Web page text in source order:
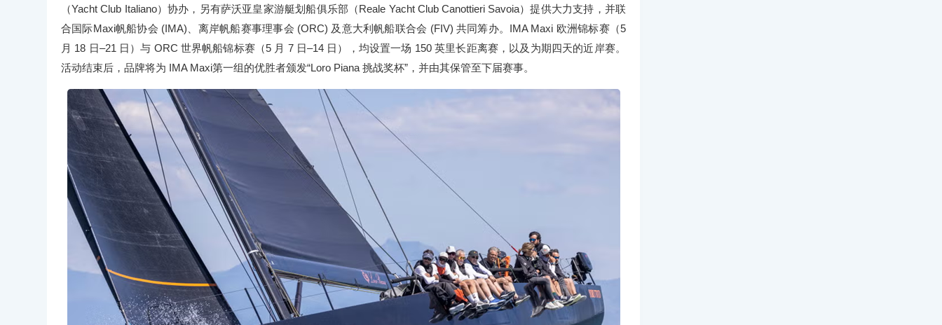
（Yacht Club Italiano）协办，另有萨沃亚皇家游艇划船俱乐部（Reale Yacht Club Canottieri Savoia）提供大力支持，并联
合国际Maxi帆船协会 (IMA)、离岸帆船赛事理事会 (ORC) 及意大利帆船联合会 (FIV) 共同筹办。IMA Maxi 欧洲锦标赛（5
月 18 日–21 日）与 ORC 世界帆船锦标赛（5 月 7 日–14 日），均设置一场 150 英里长距离赛，以及为期四天的近岸赛。
活动结束后，品牌将为 IMA Maxi第一组的优胜者颁发“Loro Piana 挑战奖杯”，并由其保管至下届赛事。